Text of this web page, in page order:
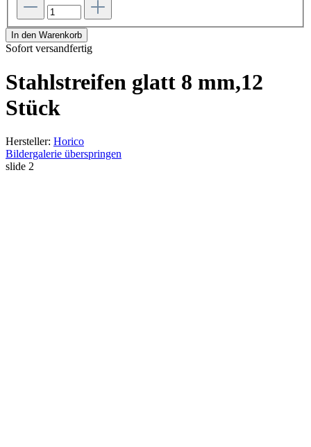
In den Warenkorb
Sofort versandfertig
Stahlstreifen glatt 8 mm,12
Stück
Hersteller: Horico
Bildergalerie überspringen
slide 2